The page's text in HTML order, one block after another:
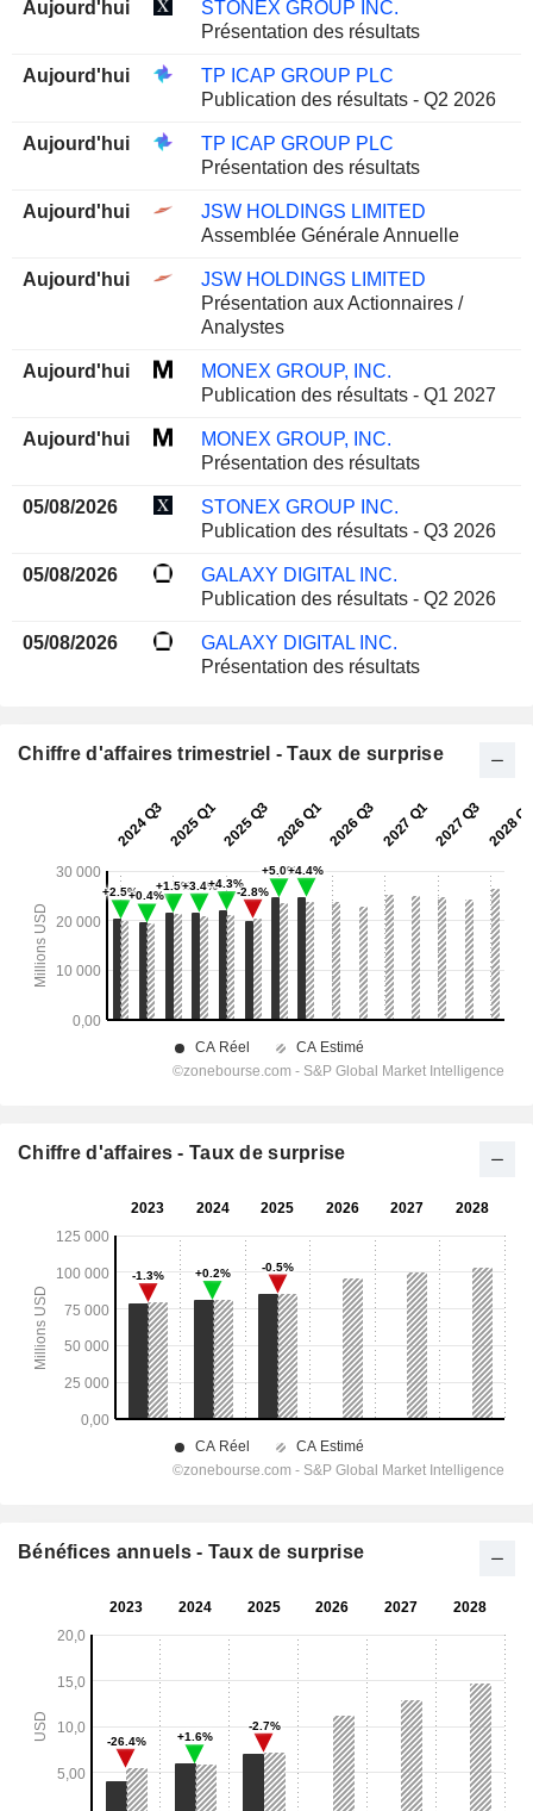
Aujourd'hui
STONEX GROUP INC.
Présentation des résultats
Aujourd'hui
TP ICAP GROUP PLC
Publication des résultats - Q2 2026
Aujourd'hui
TP ICAP GROUP PLC
Présentation des résultats
Aujourd'hui
JSW HOLDINGS LIMITED
Assemblée Générale Annuelle
Aujourd'hui
JSW HOLDINGS LIMITED
Présentation aux Actionnaires /
Analystes
Aujourd'hui
MONEX GROUP, INC.
Publication des résultats - Q1 2027
Aujourd'hui
MONEX GROUP, INC.
Présentation des résultats
05/08/2026
STONEX GROUP INC.
Publication des résultats - Q3 2026
05/08/2026
GALAXY DIGITAL INC.
Publication des résultats - Q2 2026
05/08/2026
GALAXY DIGITAL INC.
Présentation des résultats
Chiffre d'affaires trimestriel - Taux de surprise
Chiffre d'affaires - Taux de surprise
Bénéfices annuels - Taux de surprise